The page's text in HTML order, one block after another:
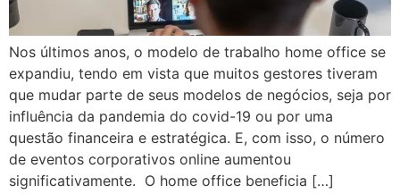
Nos últimos anos, o modelo de trabalho home office se
expandiu, tendo em vista que muitos gestores tiveram
que mudar parte de seus modelos de negócios, seja por
influência da pandemia do covid-19 ou por uma
questão financeira e estratégica. E, com isso, o número
de eventos corporativos online aumentou
significativamente. O home office beneficia […]